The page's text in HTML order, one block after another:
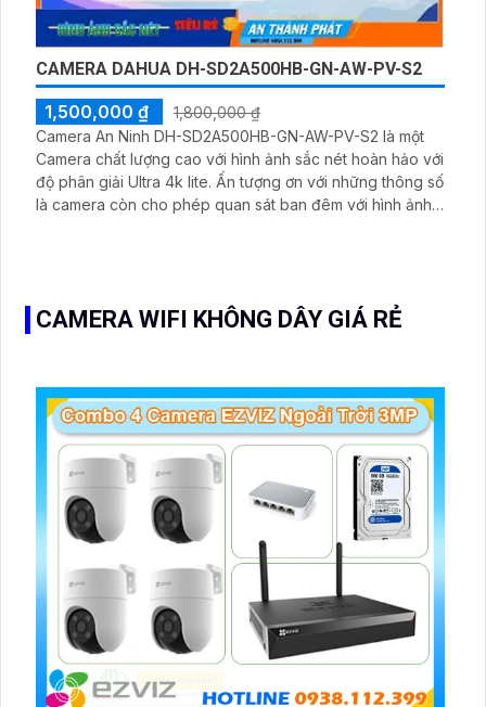
CAMERA DAHUA DH-SD2A500HB-GN-AW-PV-S2
1,500,000 ₫
1,800,000 ₫
Camera An Ninh DH-SD2A500HB-GN-AW-PV-S2 là một
Camera chất lượng cao với hình ảnh sắc nét hoàn hảo với
độ phân giải Ultra 4k lite. Ấn tượng ơn với những thông số
là camera còn cho phép quan sát ban đêm với hình ảnh
CAMERA WIFI KHÔNG DÂY GIÁ RẺ